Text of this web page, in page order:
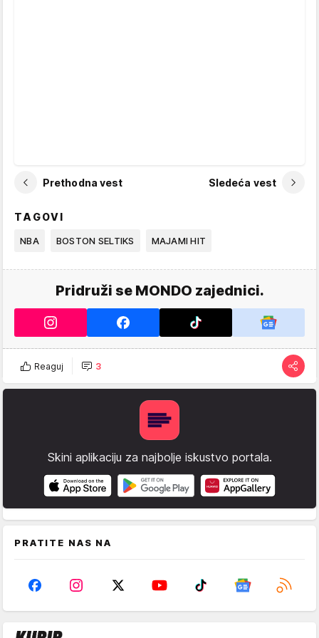
Prethodna vest Sledeća vest
TAGOVI
NBA BOSTON SELTIKS MAJAMI HIT
Pridruži se MONDO zajednici.
Reaguj 3
Skini aplikaciju za najbolje iskustvo portala.
PRATITE NAS NA